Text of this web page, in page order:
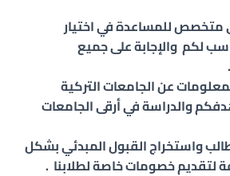
متخصص للمساعدة في اختيار
لكم والإجابة على جميع
عن الجامعات التركية
والدراسة في أرقى الجامعات
واستخراج القبول المبدئي بشكل
لتقديم خصومات خاصة لطلابنا .